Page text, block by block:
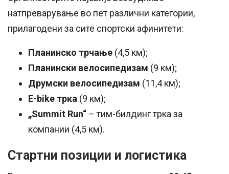
натпреварување во пет различни категории,
прилагодени за сите спортски афинитети:
Планинско трчање (4,5 км);
Планински велосипедизам (9 км);
Друмски велосипедизам (11,4 км);
Е-bike трка (9 км);
„Summit Run“ – тим-билдинг трка за
компании (4,5 км).
Стартни позиции и логистика